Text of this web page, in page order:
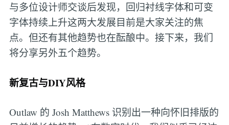
与多位设计师交谈后发现，回归衬线字体和可变
字体持续上升这两大发展目前是大家关注的焦
点。但还有其他趋势也在酝酿中。接下来，我们
将分享另外五个趋势。
新复古与DIY风格
Outlaw 的 Josh Matthews 识别出一种向怀旧排版的